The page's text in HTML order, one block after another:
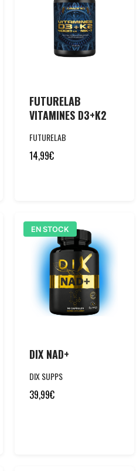
FUTURELAB
VITAMINES D3+K2
FUTURELAB
14,99€
EN STOCK
DIX NAD+
DIX SUPPS
39,99€